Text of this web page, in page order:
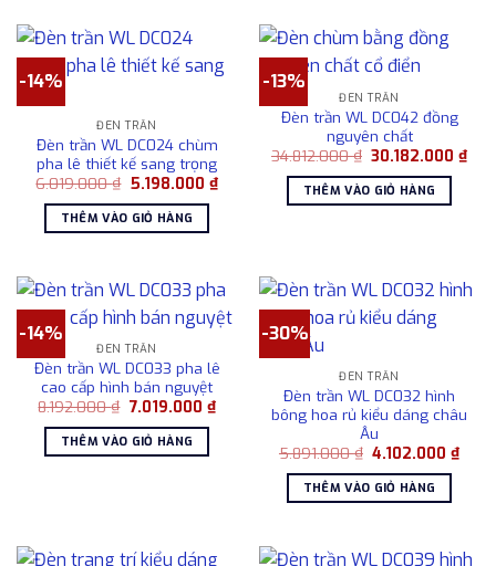
-14%
ĐÈN TRẦN
Đèn trần WL DC024 chùm
pha lê thiết kế sang trọng
6.019.000₫ Giá
là:
6.019.000 ₫.
5.198.000 ₫Giá
hiện
THÊM VÀO GIỎ HÀNG
-13%
ĐÈN TRẦN
Đèn trần WL DC042 đồng
nguyên chất
34.812.000₫ Giá
là:
34.812.000 ₫.
30.182.000₫Giá
hiện
THÊM VÀO GIỎ HÀNG
-14%
ĐÈN TRẦN
Đèn trần WL DC033 pha lê
cao cấp hình bán nguyệt
8.192.000₫ Giá
là:
8.192.000 ₫.
7.019.000 ₫Giá
7.019.000 ₫.
THÊM VÀO GIỎ HÀNG
-30%
ĐÈN TRẦN
Đèn trần WL DC032 hình
bông hoa rủ kiểu dáng châu
Âu
5.891.000₫ Giá
là:
5.891.000 ₫.
4.102.000₫Giá
THÊM VÀO GIỎ HÀNG